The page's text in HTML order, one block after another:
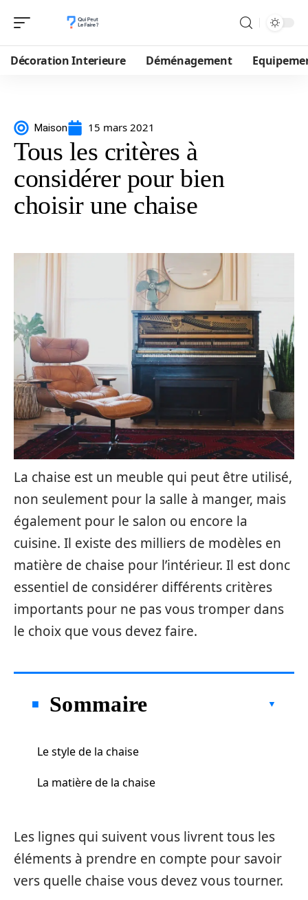
Décoration Interieure Déménagement
Maison 15 mars 2021
Tous les critères à
considérer pour bien
choisir une chaise
La chaise est un meuble qui peut être utilisé,
non seulement pour la salle à manger, mais
également pour le salon ou encore la
cuisine. Il existe des milliers de modèles en
matière de chaise pour l’intérieur. Il est donc
essentiel de considérer différents critères
importants pour ne pas vous tromper dans
le choix que vous devez faire.
Sommaire
Le style de la chaise
La matière de la chaise
Les lignes qui suivent vous livrent tous les
éléments à prendre en compte pour savoir
vers quelle chaise vous devez vous tourner.